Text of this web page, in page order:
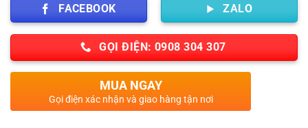
FACEBOOK ZALO
GỌI ĐIỆN: 0908 304 307
MUA NGAY
Gọi điện xác nhận và giao hàng tận nơi